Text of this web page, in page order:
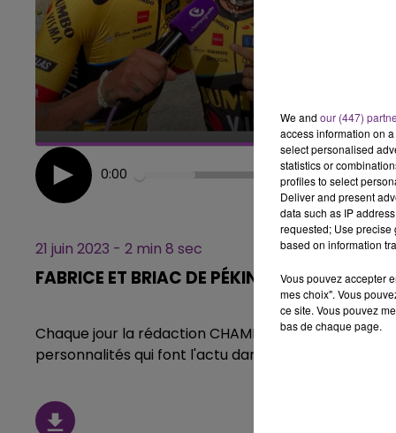
10h00 - 14h00
LE TICKET DE CAISSE
0:00
21 juin 2023 - 2 min 8 sec
FABRICE ET BRIAC DE PÉKIN EXPRESS DE
Chaque jour la rédaction CHAMPAGNE FM, vous
personnalités qui font l'actu dans notre région.
We and our (447)
access information on
select personalised
statistics or
profiles to select
Deliver and present
data such as IP
requested; Use precise
based on information
Vous pouvez accepter
mes choix". Vous
ce site. Vous pouvez
bas de chaque page.